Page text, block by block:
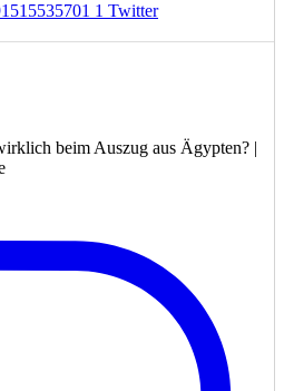
1 Twitter
beim Auszug aus Ägypten? |